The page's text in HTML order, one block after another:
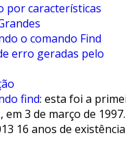
por características
o comando Find
erro geradas pelo
find: esta foi a
3 de março de
16 anos de